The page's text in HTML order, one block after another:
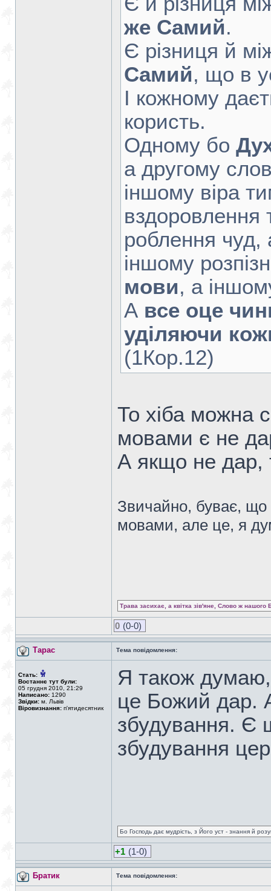
же Самий.
Є різниця й
Самий, що в
І кожному
користь.
Одному бо
а другому
іншому віра
роблення чуд,
іншому
мови, а
А все оце
уділяючи
(1Кор.12)
То хіба можна
мовами є не
А якщо не дар,
Звичайно, буває,
мовами, але це, я
Трава засихає, а квітка зів'яне, Слово ж нашого
0 (0-0)
Тарас Тема повідомлення:
Стать:
Востаннє тут були:
05 грудня 2010, 21:29
Написано: 1290
Звідки: м. Львів
Віровизнання: п'ятидесятник
Я також
це Божий дар.
збудування. Є
збудування
Бо Господь дає мудрість, з Його уст - знання й
+1 (1-0)
Братик Тема повідомлення: